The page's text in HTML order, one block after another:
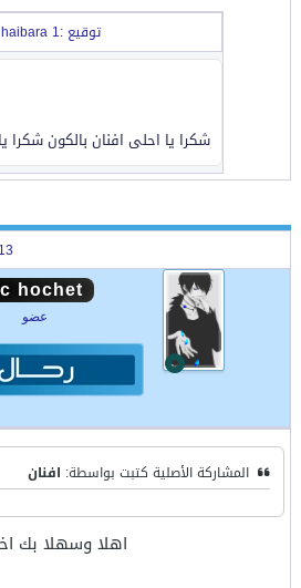
توقيع :haibara 1
شكرا يا احلى افنان بالكون شكرا
hochet
عضو
المشاركة الأصلية كتبت بواسطة: افنان
اهلا وسهلا بك